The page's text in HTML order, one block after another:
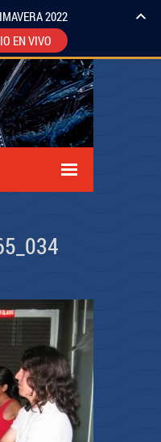
2022
EN VIVO